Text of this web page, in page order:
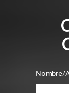
Nombre/